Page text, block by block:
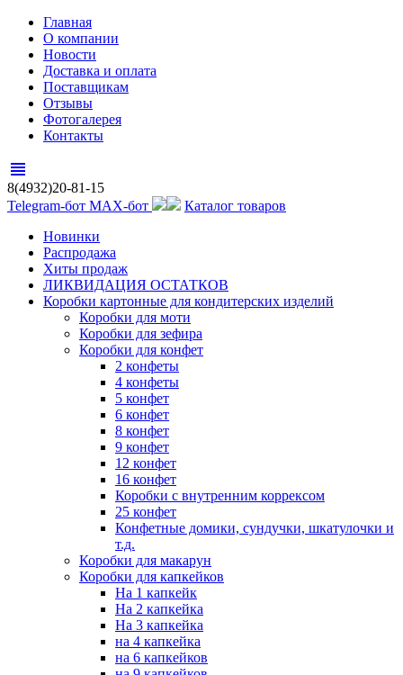
Главная
О компании
Новости
Доставка и оплата
Поставщикам
Отзывы
Фотогалерея
Контакты
view_headline
8(4932)20-81-15
Telegram-бот MAX-бот
Каталог товаров
Новинки
Распродажа
Хиты продаж
ЛИКВИДАЦИЯ ОСТАТКОВ
Коробки картонные для кондитерских изделий
Коробки для моти
Коробки для зефира
Коробки для конфет
2 конфеты
4 конфеты
5 конфет
6 конфет
8 конфет
9 конфет
12 конфет
16 конфет
Коробки с внутренним коррексом
25 конфет
Конфетные домики, сундучки, шкатулочки и
т.д.
Коробки для макарун
Коробки для капкейков
На 1 капкейк
На 2 капкейка
На 3 капкейка
на 4 капкейка
на 6 капкейков